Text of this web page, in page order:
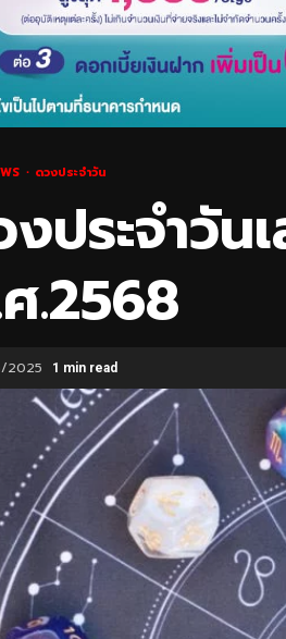
ดวงประจำวัน
ประจำวัน
.2568
2025 1 min read